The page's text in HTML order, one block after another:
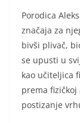
Porodica
značaja za
bivši plivač,
se upusti u
kao učiteljica
prema
postizanje